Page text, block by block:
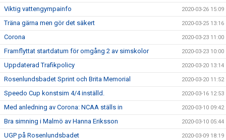
Viktig vattengympainfo 2020-03-26 15:09
Träna gärna men gör det säkert 2020-03-25 13:16
Corona 2020-03-23 11:00
Framflyttat startdatum för omgång 2 av simskolor 2020-03-23 10:00
Uppdaterad Trafikpolicy 2020-03-20 13:14
Rosenlundsbadet Sprint och Brita Memorial 2020-03-20 11:52
Speedo Cup konstsim 4/4 inställd. 2020-03-16 12:53
Med anledning av Corona: NCAA ställs in 2020-03-10 09:42
Bra simning i Malmö av Hanna Eriksson 2020-03-10 05:44
UGP på Rosenlundsbadet 2020-03-09 18:19